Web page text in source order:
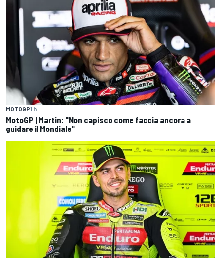
MOTOGP1 h
MotoGP | Martin: "Non capisco come faccia ancora a
guidare il Mondiale"